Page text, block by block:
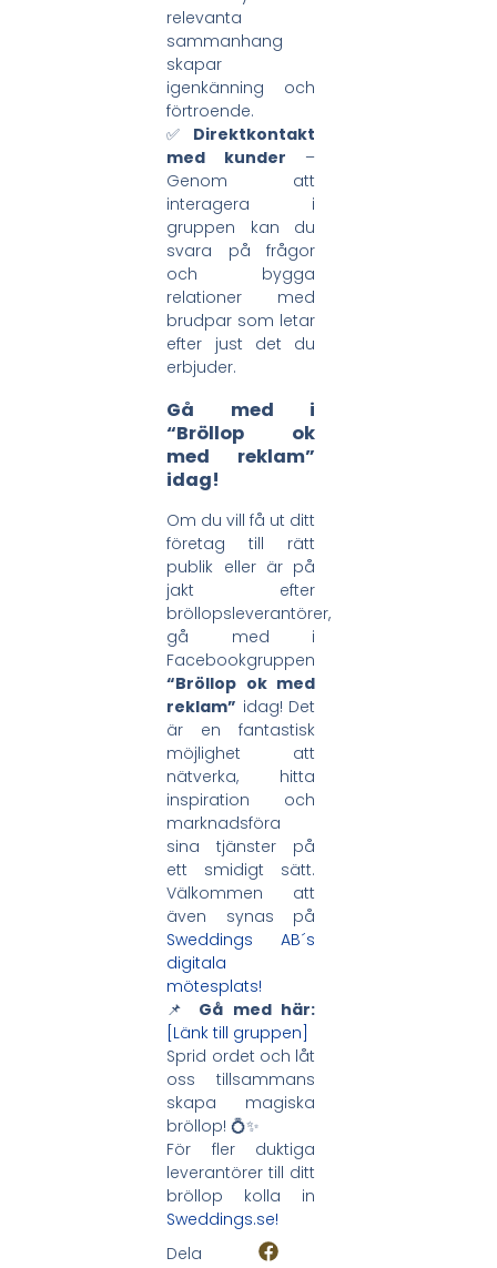
relevanta
sammanhang
skapar
igenkänning och
förtroende.
✅ Direktkontakt
med kunder –
Genom att
interagera i
gruppen kan du
svara på frågor
och bygga
relationer med
brudpar som letar
efter just det du
erbjuder.
Gå med i
“Bröllop ok
med reklam”
idag!
Om du vill få ut ditt
företag till rätt
publik eller är på
jakt efter
bröllopsleverantörer,
gå med i
Facebookgruppen
“Bröllop ok med
reklam” idag! Det
är en fantastisk
möjlighet att
nätverka, hitta
inspiration och
marknadsföra
sina tjänster på
ett smidigt sätt.
Välkommen att
även synas på
Sweddings AB´s
digitala
mötesplats!
📌 Gå med här:
[Länk till gruppen]
Sprid ordet och låt
oss tillsammans
skapa magiska
bröllop! 💍✨
För fler duktiga
leverantörer till ditt
bröllop kolla in
Sweddings.se!
Dela